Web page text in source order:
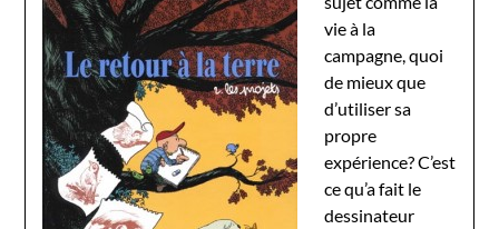
vie à la
campagne, quoi
de mieux que
d’utiliser sa
propre
expérience? C’est
ce qu’a fait le
dessinateur